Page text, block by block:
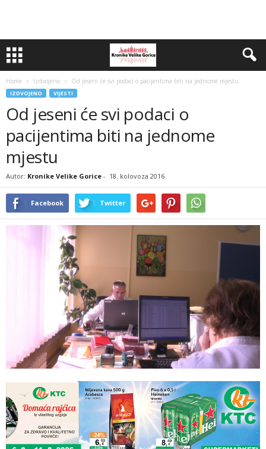
Home Izdvojeno Od jeseni će svi podaci o pacijentima biti na jednome mjestu
IZDVOJENO VIJESTI
Od jeseni će svi podaci o
pacijentima biti na jednome
mjestu
Autor: Kronike Velike Gorice - 18. kolovoza 2016
Facebook Twitter